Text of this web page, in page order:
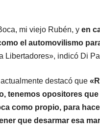
mi viejo Rubén, y en
el automovilismo
Libertadores», indicó Di
destacó que
tenemos opositores
como propio, para
que desarmar esa